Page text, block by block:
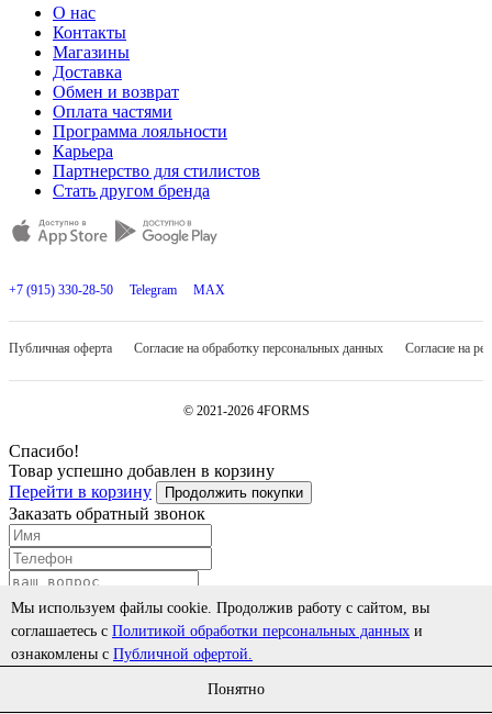
О нас
Контакты
Магазины
Доставка
Обмен и возврат
Оплата частями
Программа лояльности
Карьера
Партнерство для стилистов
Стать другом бренда
+7 (915) 330-28-50 Telegram MAX
Публичная оферта Согласие на обработку персональных данных Согласие на
© 2021-2026 4FORMS
Спасибо!
Товар успешно добавлен в корзину
Перейти в корзину
Продолжить покупки
Заказать обратный звонок
Cогласиться на обработку персональных данных
Мы используем файлы cookie. Продолжив работу с сайтом, вы
соглашаетесь с Политикой обработки персональных данных и
ознакомлены с Публичной офертой.
Понятно